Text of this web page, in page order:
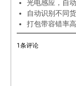
光电感应，自
自动识别不同
打包带容错率
1条评论